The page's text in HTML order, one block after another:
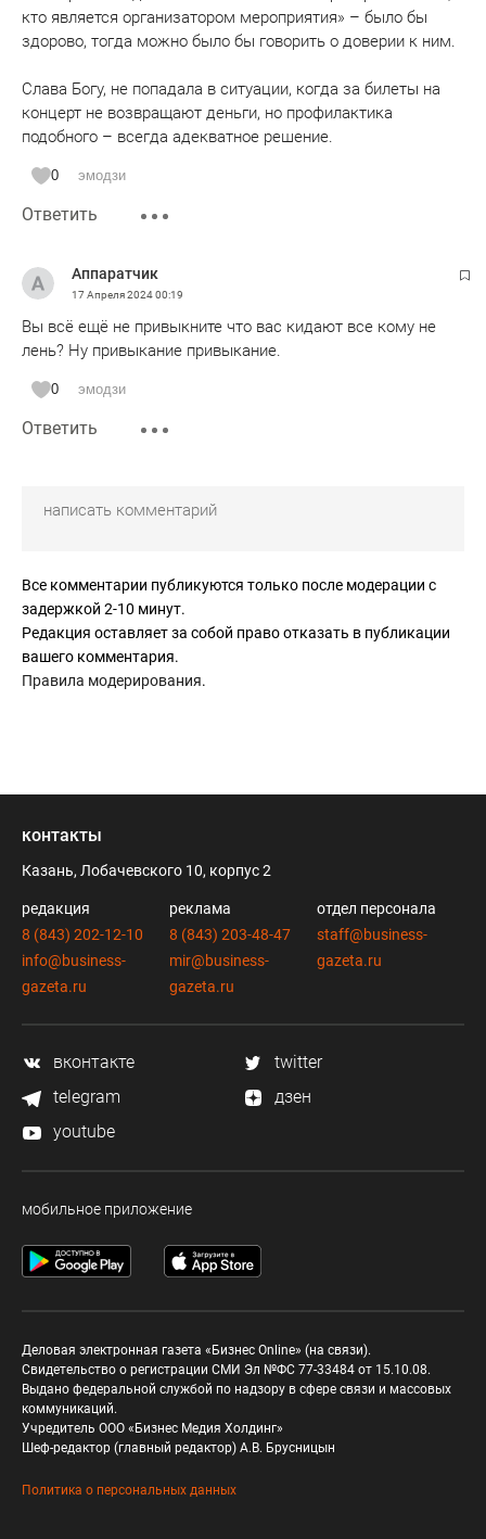
кто является организатором мероприятия» – было бы
здорово, тогда можно было бы говорить о доверии к ним.
Слава Богу, не попадала в ситуации, когда за билеты на
концерт не возвращают деньги, но профилактика
подобного – всегда адекватное решение.
0 эмодзи
Ответить
Аппаратчик
17 Апреля 202400:19
Вы всё ещё не привыкните что вас кидают все кому не
лень? Ну привыкание привыкание.
0 эмодзи
Ответить
Все комментарии публикуются только после модерации с
задержкой 2-10 минут.
Редакция оставляет за собой право отказать в публикации
вашего комментария.
Правила модерирования.
контакты
Казань, Лобачевского 10, корпус 2
редакция
8 (843) 202-12-10
info@business-
gazeta.ru
реклама
8 (843) 203-48-47
mir@business-
gazeta.ru
отдел персонала
staff@business-
gazeta.ru
вконтакте
twitter
telegram
дзен
youtube
мобильное приложение
Деловая электронная газета «Бизнес Online» (на связи).
Свидетельство о регистрации СМИ Эл №ФС 77-33484 от 15.10.08.
Выдано федеральной службой по надзору в сфере связи и массовых
коммуникаций.
Учредитель ООО «Бизнес Медия Холдинг»
Шеф-редактор (главный редактор) А.В. Брусницын
Политика о персональных данных